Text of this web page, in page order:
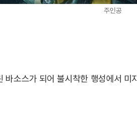
주인공
바소스가 되어 불시착한 행성에서